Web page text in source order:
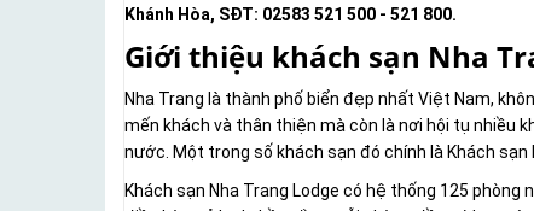
Khánh Hòa, SĐT: 02583 521 500 - 521 800.
Giới thiệu khách sạn Nha
Nha Trang là thành phố biển đẹp nhất Việt Nam,
mến khách và thân thiện mà còn là nơi hội tụ nhiều
nước. Một trong số khách sạn đó chính là Khách sạn
Khách sạn Nha Trang Lodge có hệ thống 125